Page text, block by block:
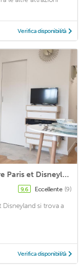
Verifica disponibilità
Le Paon chaleureux et calme entre Paris et Disneyland
9,6 Eccellente (9)
si trova a
Verifica disponibilità